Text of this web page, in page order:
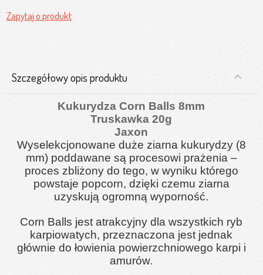
Zapytaj o produkt
Szczegółowy opis produktu
Kukurydza Corn Balls 8mm
Truskawka 20g
Jaxon
Wyselekcjonowane duże ziarna kukurydzy (8
mm) poddawane są procesowi prażenia –
proces zbliżony do tego, w wyniku którego
powstaje popcorn, dzięki czemu ziarna
uzyskują ogromną wyporność.
Corn Balls jest atrakcyjny dla wszystkich ryb
karpiowatych, przeznaczona jest jednak
głównie do łowienia powierzchniowego karpi i
amurów.